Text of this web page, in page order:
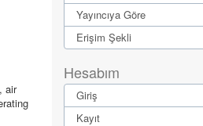
air
Yayıncıya Göre
Erişim Şekli
Hesabım
Giriş
Kayıt